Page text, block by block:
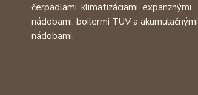
čerpadlami, klimatizáciami, expanznými
nádobami, boilermi TUV a akumulačnými
nádobami.